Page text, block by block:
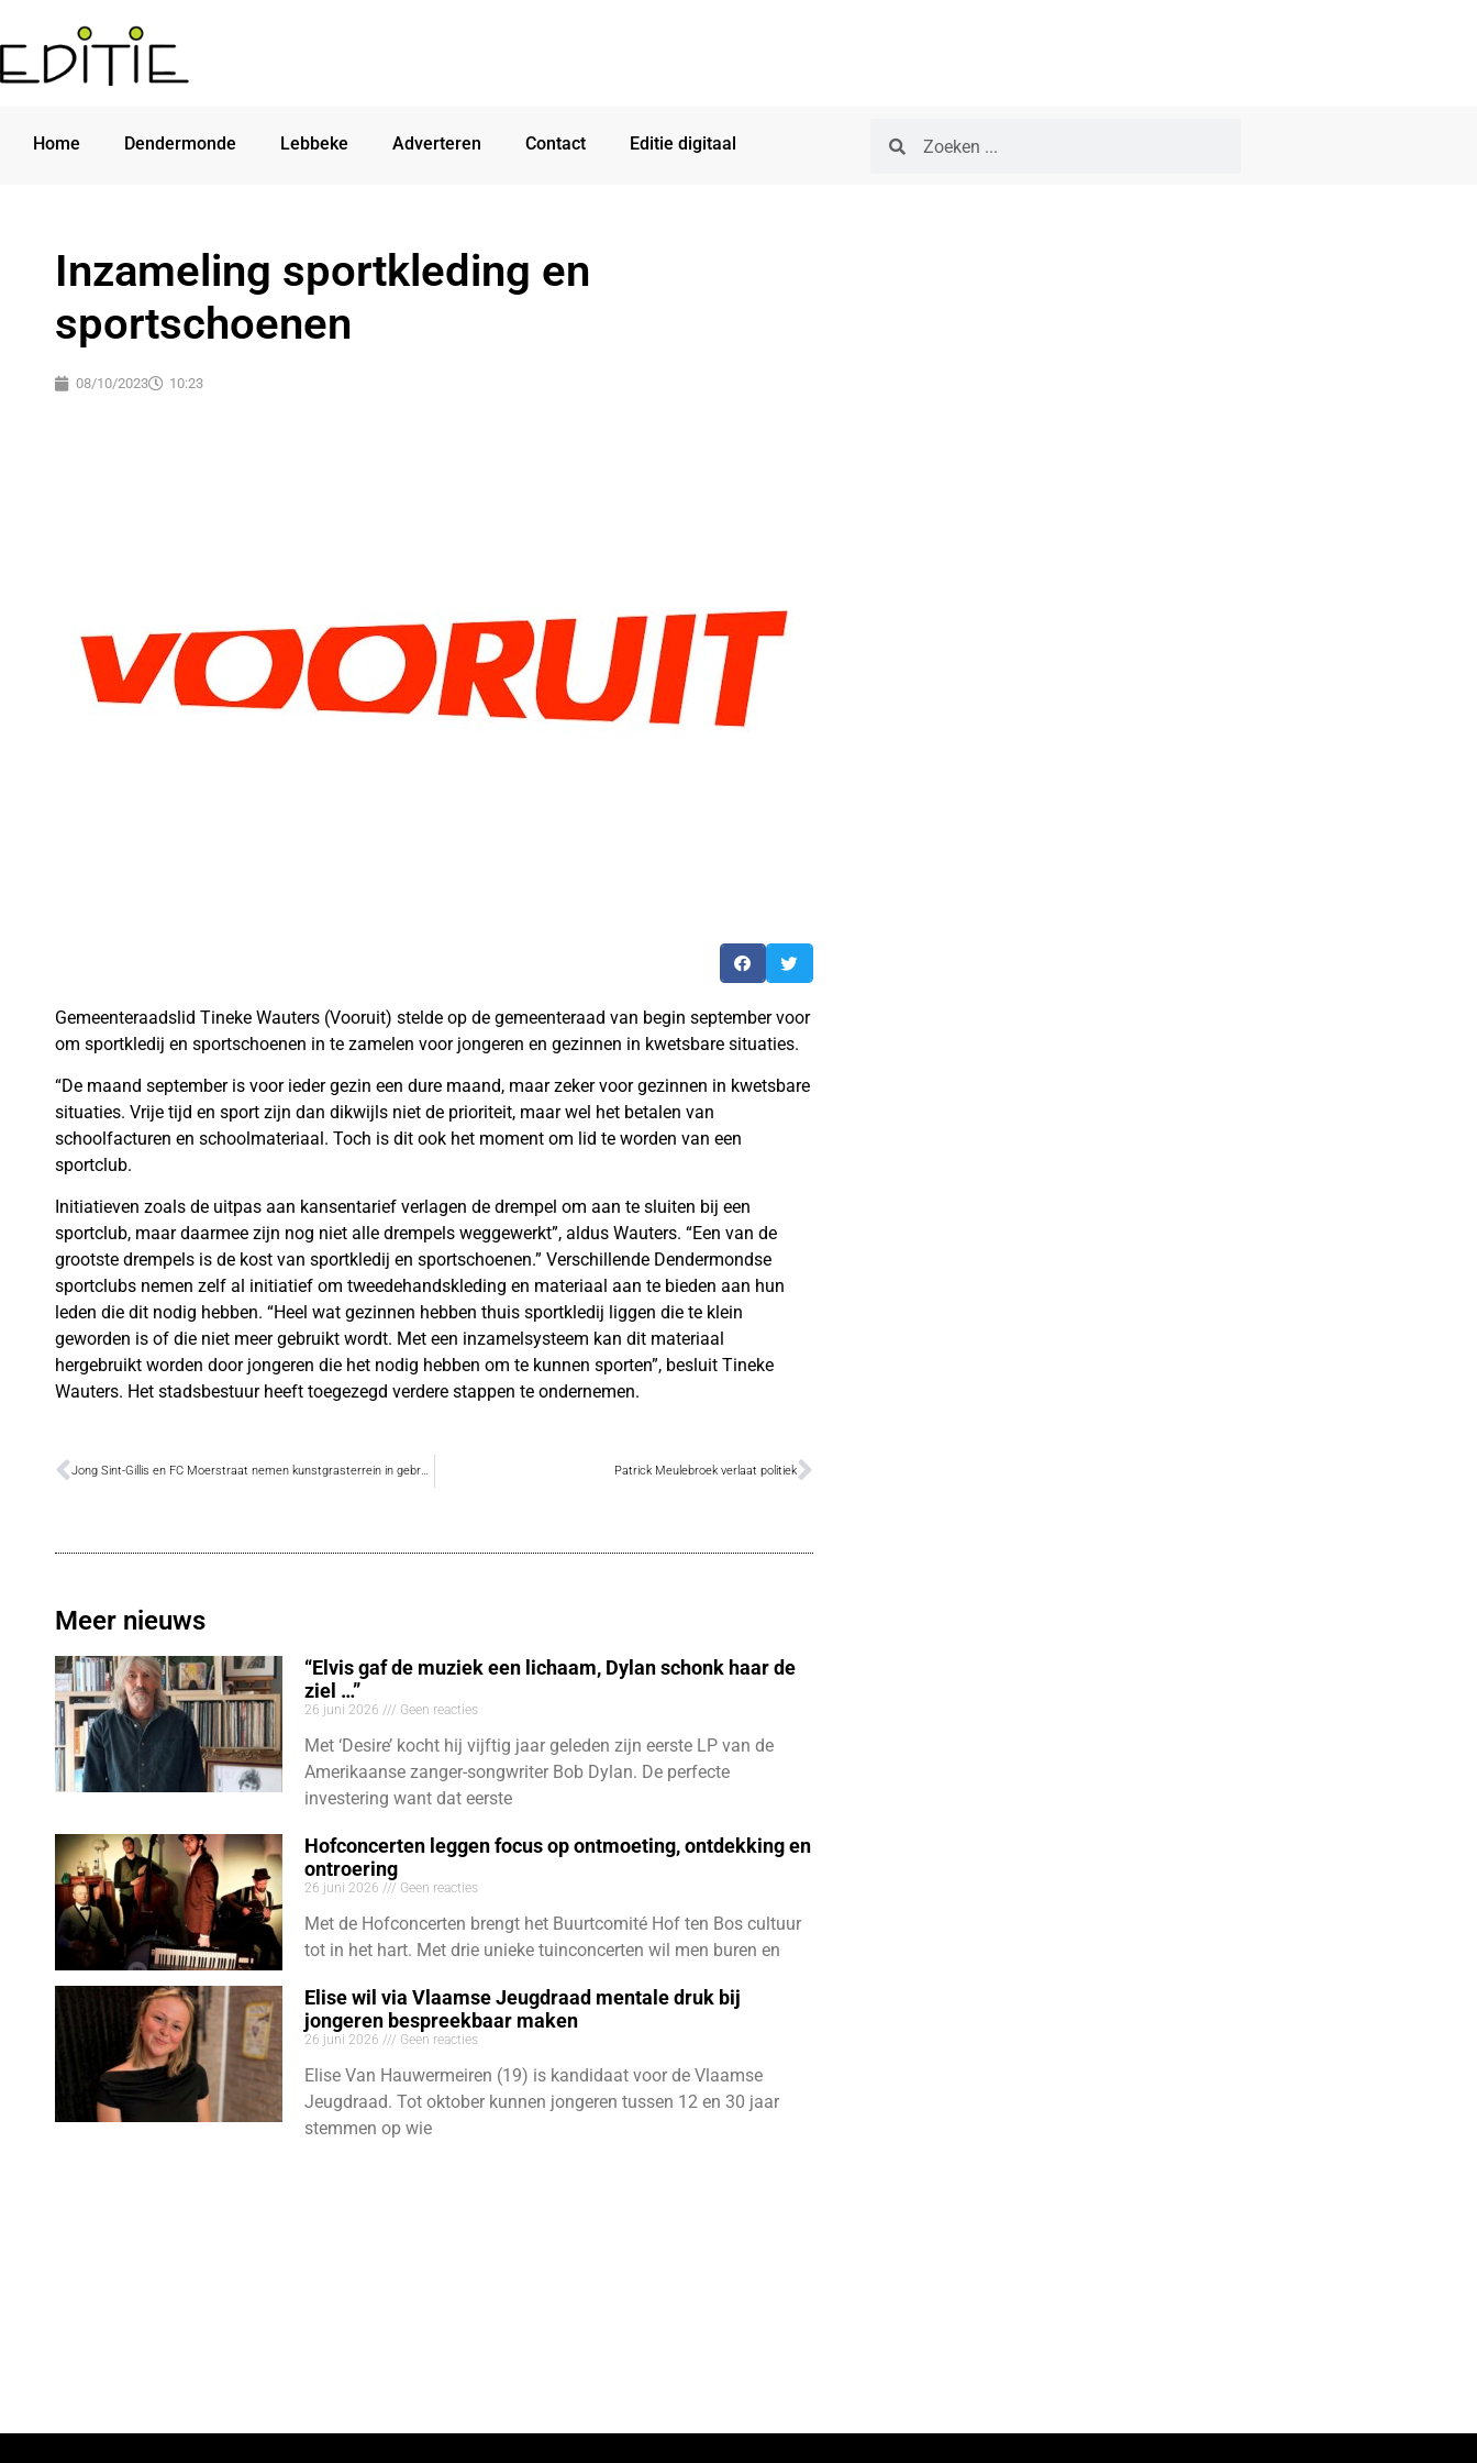
Home Dendermonde Lebbeke Adverteren Contact Editie digitaal
Inzameling sportkleding en
sportschoenen
08/10/2023 10:23
Gemeenteraadslid Tineke Wauters (Vooruit) stelde op de gemeenteraad van begin september voor
om sportkledij en sportschoenen in te zamelen voor jongeren en gezinnen in kwetsbare situaties.
“De maand september is voor ieder gezin een dure maand, maar zeker voor gezinnen in kwetsbare
situaties. Vrije tijd en sport zijn dan dikwijls niet de prioriteit, maar wel het betalen van
schoolfacturen en schoolmateriaal. Toch is dit ook het moment om lid te worden van een
sportclub.
Initiatieven zoals de uitpas aan kansentarief verlagen de drempel om aan te sluiten bij een
sportclub, maar daarmee zijn nog niet alle drempels weggewerkt”, aldus Wauters. “Een van de
grootste drempels is de kost van sportkledij en sportschoenen.” Verschillende Dendermondse
sportclubs nemen zelf al initiatief om tweedehandskleding en materiaal aan te bieden aan hun
leden die dit nodig hebben. “Heel wat gezinnen hebben thuis sportkledij liggen die te klein
geworden is of die niet meer gebruikt wordt. Met een inzamelsysteem kan dit materiaal
hergebruikt worden door jongeren die het nodig hebben om te kunnen sporten”, besluit Tineke
Wauters. Het stadsbestuur heeft toegezegd verdere stappen te ondernemen.
Jong Sint-Gillis en FC Moerstraat nemen kunstgrasterrein in gebruik Patrick Meulebroek verlaat politiek
Meer nieuws
“Elvis gaf de muziek een lichaam, Dylan schonk haar de
ziel …”
26 juni 2026 Geen reacties
Met ‘Desire’ kocht hij vijftig jaar geleden zijn eerste LP van de
Amerikaanse zanger-songwriter Bob Dylan. De perfecte
investering want dat eerste
Hofconcerten leggen focus op ontmoeting, ontdekking en
ontroering
26 juni 2026 Geen reacties
Met de Hofconcerten brengt het Buurtcomité Hof ten Bos cultuur
tot in het hart. Met drie unieke tuinconcerten wil men buren en
Elise wil via Vlaamse Jeugdraad mentale druk bij
jongeren bespreekbaar maken
26 juni 2026 Geen reacties
Elise Van Hauwermeiren (19) is kandidaat voor de Vlaamse
Jeugdraad. Tot oktober kunnen jongeren tussen 12 en 30 jaar
stemmen op wie